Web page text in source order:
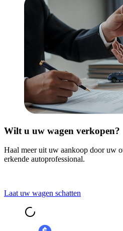
Wilt u uw wagen verkopen?
Haal meer uit uw aankoop door uw
erkende autoprofessional.
Laat uw wagen schatten